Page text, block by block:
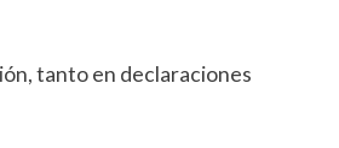
tanto en declaraciones